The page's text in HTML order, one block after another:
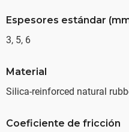
Espesores estándar
3, 5, 6
Material
Silica-reinforced natural
Coeficiente de fricción